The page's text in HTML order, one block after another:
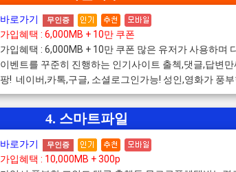
바로가기 무인증
가입혜택 : 6,000MB + 10만 쿠폰
가입혜택 : 6,000MB + 10만 쿠폰 많은 유저가 사용하며
이벤트를 꾸준히 진행하는 인기사이트 출첵,댓글,답변
팡! 네이버,카톡,구글, 소셜로그인가능! 성인,영화가 풍
4. 스마트파일
바로가기 무인증
가입혜택 : 10,000MB + 300p